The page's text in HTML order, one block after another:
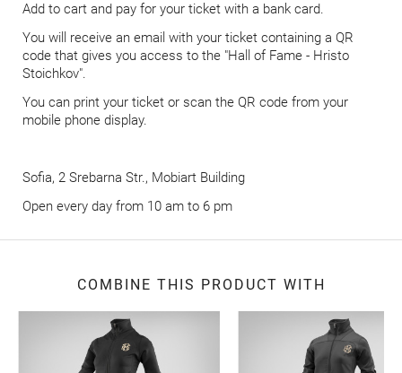
Add to cart and pay for your ticket with a bank card.
You will receive an email with your ticket containing a QR
code that gives you access to the "Hall of Fame - Hristo
Stoichkov".
You can print your ticket or scan the QR code from your
mobile phone display.
Sofia, 2 Srebarna Str., Mobiart Building
Оpen every day from 10 am to 6 pm
COMBINE THIS PRODUCT WITH